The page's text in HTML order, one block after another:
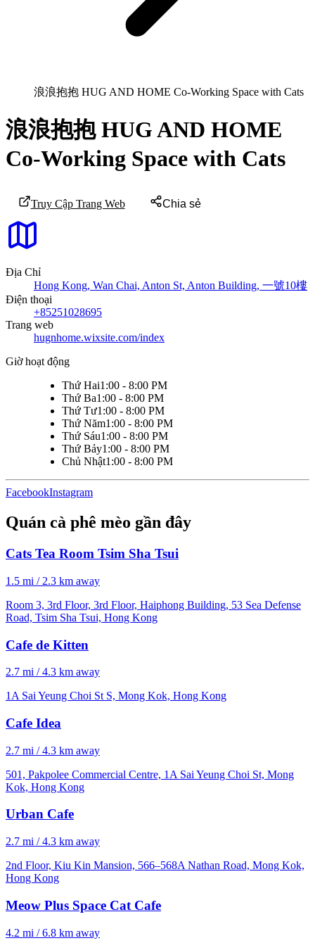
浪浪抱抱 HUG AND HOME Co-Working Space with Cats
浪浪抱抱 HUG AND HOME
Co-Working Space with Cats
Truy Cập Trang Web Chia sẻ
Địa Chỉ
Hong Kong, Wan Chai, Anton St, Anton Building, 一號10樓
Điện thoại
+85251028695
Trang web
hugnhome.wixsite.com/index
Giờ hoạt động
Thứ Hai1:00 - 8:00 PM
Thứ Ba1:00 - 8:00 PM
Thứ Tư1:00 - 8:00 PM
Thứ Năm1:00 - 8:00 PM
Thứ Sáu1:00 - 8:00 PM
Thứ Bảy1:00 - 8:00 PM
Chủ Nhật1:00 - 8:00 PM
FacebookInstagram
Quán cà phê mèo gần đây
Cats Tea Room Tsim Sha Tsui
1.5 mi / 2.3 km away
Room 3, 3rd Floor, 3rd Floor, Haiphong Building, 53 Sea Defense
Road, Tsim Sha Tsui, Hong Kong
Cafe de Kitten
2.7 mi / 4.3 km away
1A Sai Yeung Choi St S, Mong Kok, Hong Kong
Cafe Idea
2.7 mi / 4.3 km away
501, Pakpolee Commercial Centre, 1A Sai Yeung Choi St, Mong
Kok, Hong Kong
Urban Cafe
2.7 mi / 4.3 km away
2nd Floor, Kiu Kin Mansion, 566–568A Nathan Road, Mong Kok,
Hong Kong
Meow Plus Space Cat Cafe
4.2 mi / 6.8 km away